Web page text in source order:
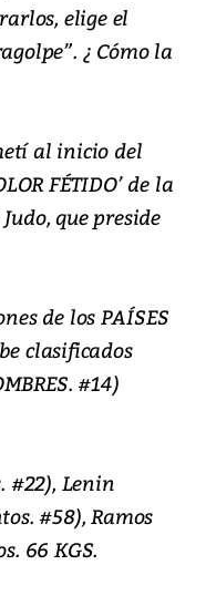
elige el
¿ Cómo la
al inicio del
FÉTIDO’ de la
que preside
de los PAÍSES
clasificados
#14)
#22), Lenin
#58), Ramos
66 KGS.